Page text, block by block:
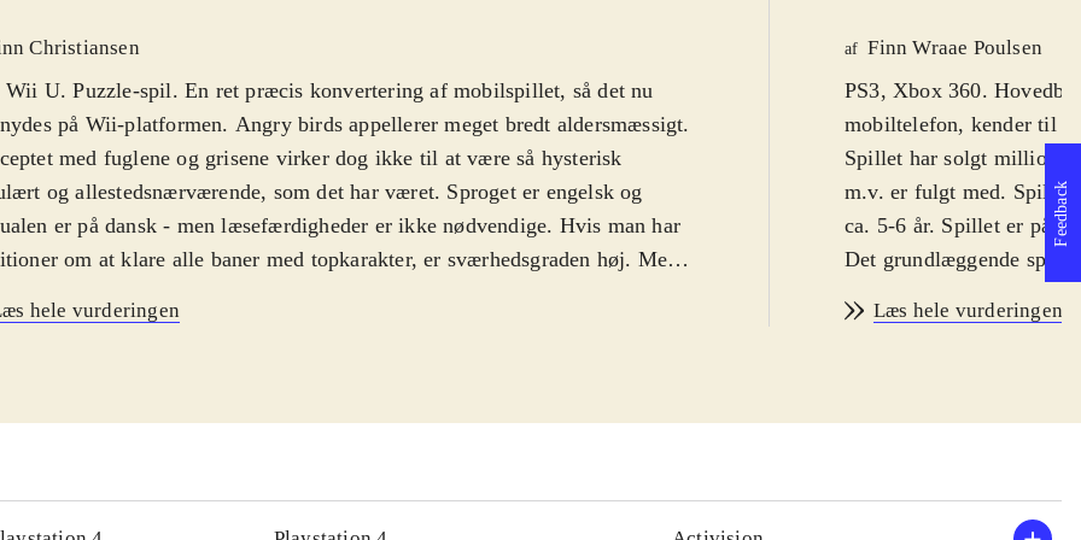
Christiansen
U. Puzzle-spil. En ret præcis konvertering af mobilspillet, så det nu
på Wii-platformen. Angry birds appellerer meget bredt aldersmæssigt.
med fuglene og grisene virker dog ikke til at være så hysterisk
og allestedsnærværende, som det har været. Sproget er engelsk og
er på dansk - men læsefærdigheder er ikke nødvendige. Hvis man har
om at klare alle baner med topkarakter, er sværhedsgraden høj. Men
PEGI: 3.
i Star wars-udgaven er i mine øjne det bedste Angry birds-spil
humoren og letheden fra det originale spil er bevaret og er her krydret
baner, som følger handlingen fra den første Star wars-trilogi. Fuglene har
hele vurderingen
af Finn Wraae Poulsen
PS3, Xbox 360.
mobiltelefon, kender til
Spillet har solgt millioner
m.v. er fulgt med. Spillet
ca. 5-6 år. Spillet er på
Det grundlæggende
vinklen. Man bruger
selvfølgelig hhv. Rebel
ting gennem luften,
tilintetgøre blokke og
Læs hele vurderingen
Feedback